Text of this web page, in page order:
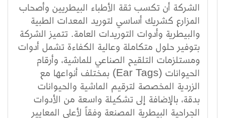
الشركة أن تكسب ثقة الأطباء البيطريين وأصحاب
المزارع كشريك أساسي لتوريد المعدات الطبية
والبيطرية وأدوات التوريدات العامة. تتميز الشركة
بتوفير حلول متكاملة وعالية الكفاءة تشمل أدوات
ومستلزمات التلقيح الصناعي للماشية، وأرقام
الحيوانات (Ear Tags) بمختلف أنواعها مع
الزردية المخصصة لترقيم الماشية والحيوانات
بدقة، بالإضافة إلى تشكيلة واسعة من الأدوات
الجراحية البيطرية المصنعة وفقاً لأعلى المعايير